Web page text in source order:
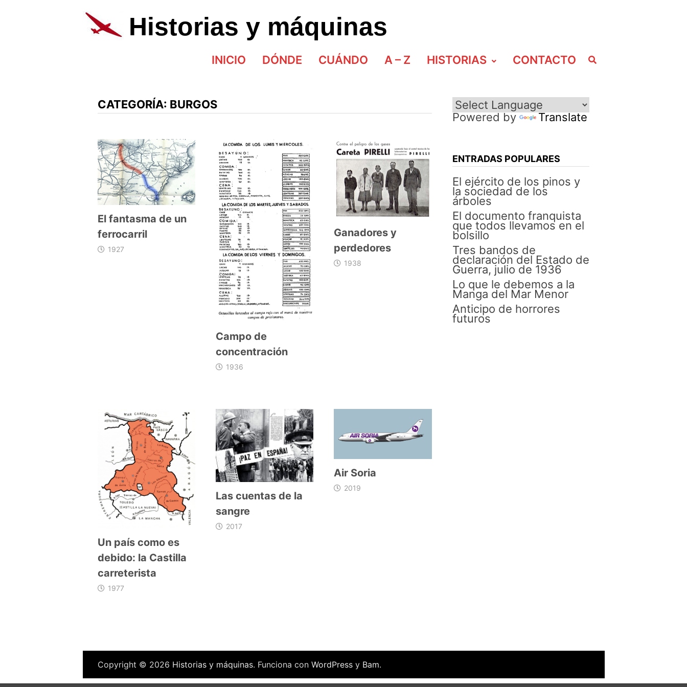
al
contenidoHistorias y máquinas
INICIO DÓNDE CUÁNDO A – Z HISTORIAS CONTACTO
CATEGORÍA: BURGOS
El fantasma de un
ferrocarril
1927
Campo de
concentración
1936
Ganadores y
perdedores
1938
Un país como es
debido: la Castilla
carreterista
1977
Las cuentas de la
sangre
2017
Air Soria
2019
Powered by Translate
ENTRADAS POPULARES
El ejército de los pinos y
la sociedad de los
árboles
El documento franquista
que todos llevamos en el
bolsillo
Tres bandos de
declaración del Estado de
Guerra, julio de 1936
Lo que le debemos a la
Manga del Mar Menor
Anticipo de horrores
futuros
Copyright © 2026 Historias y máquinas. Funciona con WordPressy Bam.